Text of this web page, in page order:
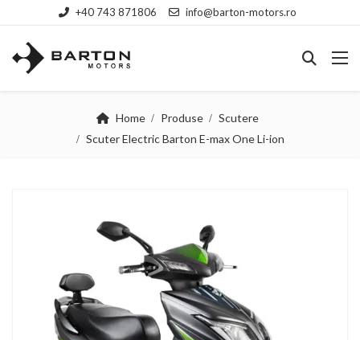
+40 743 871806 info@barton-motors.ro
Home Produse
Scutere
Scuter Electric Barton E-max One Li-ion